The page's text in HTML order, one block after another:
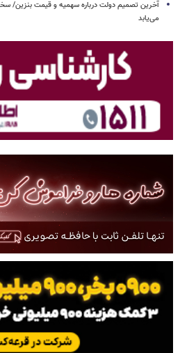
آخرین تصمیم دولت درباره سهمیه و قیمت بنزین/
می‌یابد